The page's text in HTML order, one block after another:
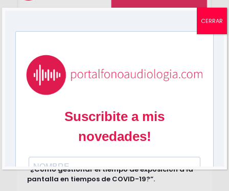
Mariela Grossien
junio 1, 2020
“¿Cómo gestionar el tiempo de exposición a la
pantalla en tiempos de COVID-19?”.
CERRAR